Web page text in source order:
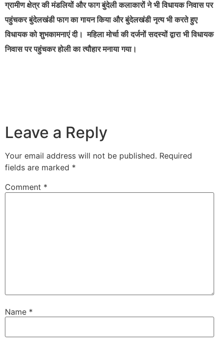
ग्रामीण क्षेत्र की मंडलियों और फाग बुंदेली कलाकारों ने भी विधायक निवास पर
पहुंचकर बुंदेलखंडी फाग का गायन किया और बुंदेलखंडी नृत्य भी करते हुए
विधायक को शुभकामनाएं दी। महिला मोर्चा की दर्जनों सदस्यों द्वारा भी विधायक
निवास पर पहुंचकर होली का त्यौहार मनाया गया।
Leave a Reply
Your email address will not be published. Required
fields are marked *
Comment *
Name *